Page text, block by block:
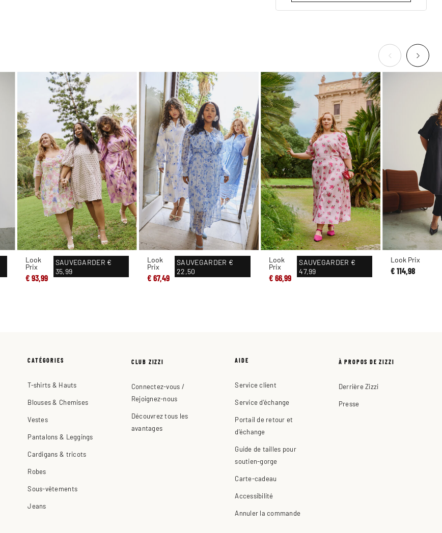
Look
Prix
€ 93,99
SAUVEGARDER €
35,99
Look
Prix
€ 67,49
SAUVEGARDER €
22,50
Look
Prix
€ 66,99
SAUVEGARDER €
47,99
Look Prix
€ 114,98
CATÉGORIES
T-shirts & Hauts
Blouses & Chemises
Vestes
Pantalons & Leggings
Cardigans & tricots
Robes
Sous-vêtements
Jeans
CLUB ZIZZI
Connectez-vous /
Rejoignez-nous
Découvrez tous les
avantages
AIDE
Service client
Service d'échange
Portail de retour et
d'échange
Guide de tailles pour
soutien-gorge
Carte-cadeau
Accessibilité
Annuler la commande
À PROPOS DE ZIZZI
Derrière Zizzi
Presse